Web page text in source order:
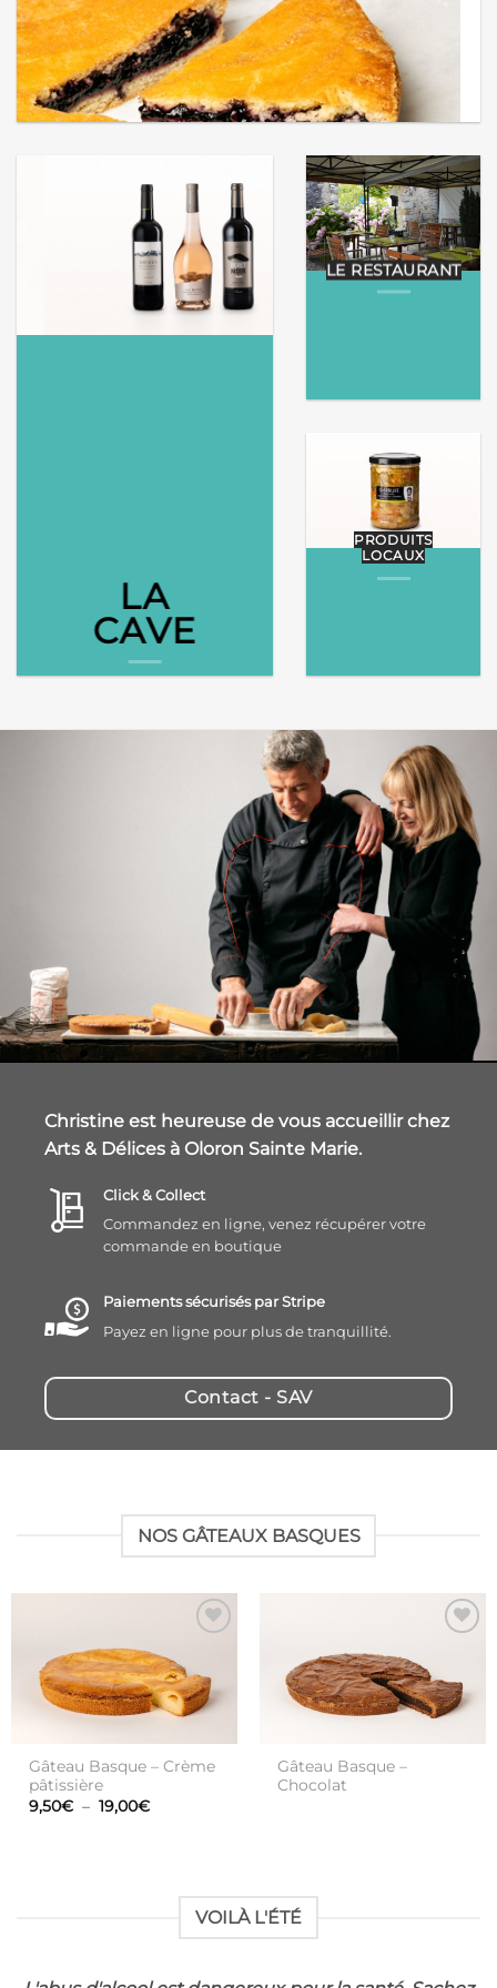
LA
CAVE
LE RESTAURANT
PRODUITS
LOCAUX
Christine est heureuse de vous accueillir chez
Arts & Délices à Oloron Sainte Marie.
Click & Collect
Commandez en ligne, venez récupérer votre
commande en boutique
Paiements sécurisés par Stripe
Payez en ligne pour plus de tranquillité.
Contact - SAV
NOS GÂTEAUX BASQUES
à la liste
de
souhaits
Gâteau Basque – Crème
pâtissière
9,50€ – 19,00€Plage
à la liste
de
souhaits
Gâteau Basque –
Chocolat
VOILÀ L'ÉTÉ